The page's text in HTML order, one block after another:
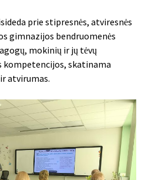
prie stipresnės, atviresnės
gimnazijos bendruomenės
mokinių ir jų tėvų
kompetencijos, skatinama
atvirumas.